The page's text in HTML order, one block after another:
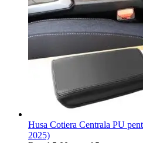
Husa Cotiera Centrala PU
2025)